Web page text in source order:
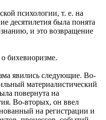
психологии, т. е. на
десятилетия была понята
и это возвращение
бихевиоризме.
явились следующие. Во-
материалистический
повернута на
Во-вторых, он ввел
на регистрации и